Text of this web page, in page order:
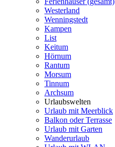
Westerland
Wenningstedt
Kampen
List
Keitum
Hörnum
Rantum
Morsum
Tinnum
Archsum
Urlaubswelten
Urlaub mit Meerblick
Balkon oder Terrasse
Urlaub mit Garten
Wanderurlaub